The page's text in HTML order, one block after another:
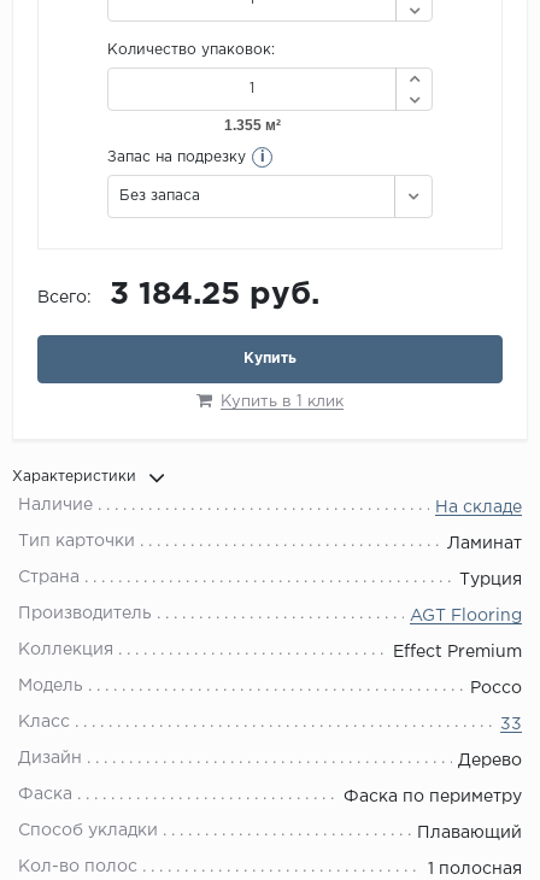
Количество упаковок:
Запас на подрезку i
Без запаса
Всего: 3 184.25 руб.
Купить
Купить в 1 клик
Характеристики
Наличие На складе
Тип карточки Ламинат
Страна Турция
Производитель AGT Flooring
Коллекция Effect Premium
Модель Россо
Класс 33
Дизайн Дерево
Фаска Фаска по периметру
Способ укладки Плавающий
Кол-во полос 1 полосная